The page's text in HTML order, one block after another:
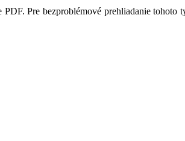
Pre bezproblémové prehliadanie